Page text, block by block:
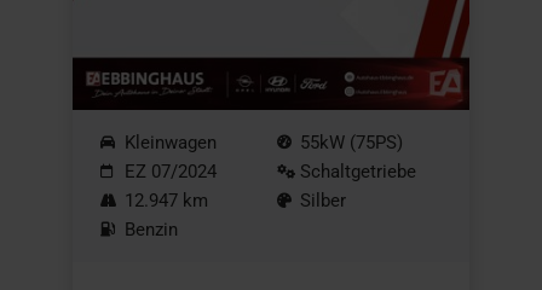
Kleinwagen
EZ 07/2024
12.947 km
Benzin
55kW (75PS)
Schaltgetriebe
Silber